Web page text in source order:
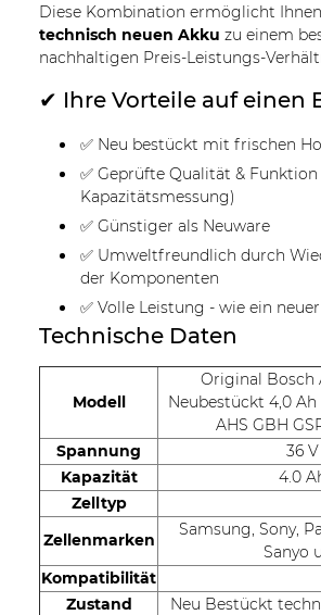
Diese Kombination ermöglicht
technisch neuen Akku zu einem
nachhaltigen Preis-Leistungs-
✔ Ihre Vorteile auf einen
✅ Neu bestückt mit frischen
✅ Geprüfte Qualität & Funktion
Kapazitätsmessung)
✅ Günstiger als Neuware
✅ Umweltfreundlich durch
der Komponenten
✅ Volle Leistung - wie ein
Technische Daten
Modell
Original Bosch
Neubestückt 4,0 Ah
AHS GBH
Spannung
36 V
Kapazität
4.0
Zelltyp
Zellenmarken
Samsung, Sony,
Sanyo
Kompatibilität
Zustand
Neu Bestückt